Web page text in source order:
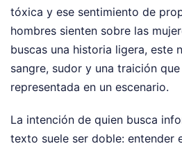
tóxica y ese sentimiento de
hombres sienten sobre las
buscas una historia ligera, este
sangre, sudor y una traición
representada en un escenario.
La intención de quien busca
texto suele ser doble: entender